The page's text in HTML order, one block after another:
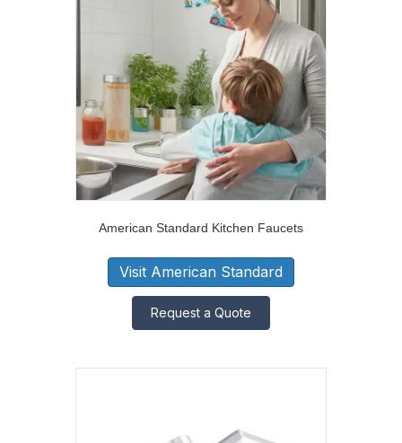
American Standard Kitchen Faucets
Visit American Standard
Request a Quote